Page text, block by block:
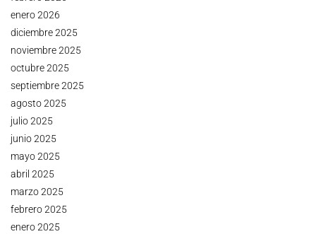
enero 2026
diciembre 2025
noviembre 2025
octubre 2025
septiembre 2025
agosto 2025
julio 2025
junio 2025
mayo 2025
abril 2025
marzo 2025
febrero 2025
enero 2025